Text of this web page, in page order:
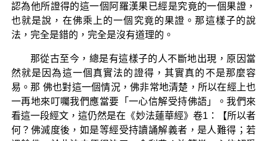
認為他所證得的這一個阿羅漢果已經是究竟的一個果證，
也就是說，在佛乘上的一個究竟的果證。那這樣子的說
法，完全是錯的，完全是沒有道理的。
那從古至今，總是有這樣子的人不斷地出現，原因當
然就是因為這一個真實法的證得，其實真的不是那麼容
易。那 佛也對這一個情況，佛非常地清楚，所以在經上也
一再地來叮囑我們應當要「一心信解受持佛語」。我們來
看這一段經文，這仍然是在《妙法蓮華經》卷1：【所以者
何？佛滅度後，如是等經受持讀誦解義者，是人難得；若